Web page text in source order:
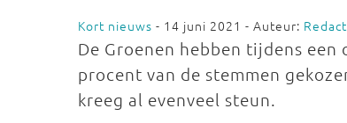
Kort nieuws - 14 juni 2021 - Auteur:
De Groenen hebben tijdens
procent van de stemmen
kreeg al evenveel steun.